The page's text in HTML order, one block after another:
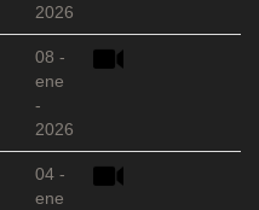
2026
08 -
ene
-
2026
04 -
ene